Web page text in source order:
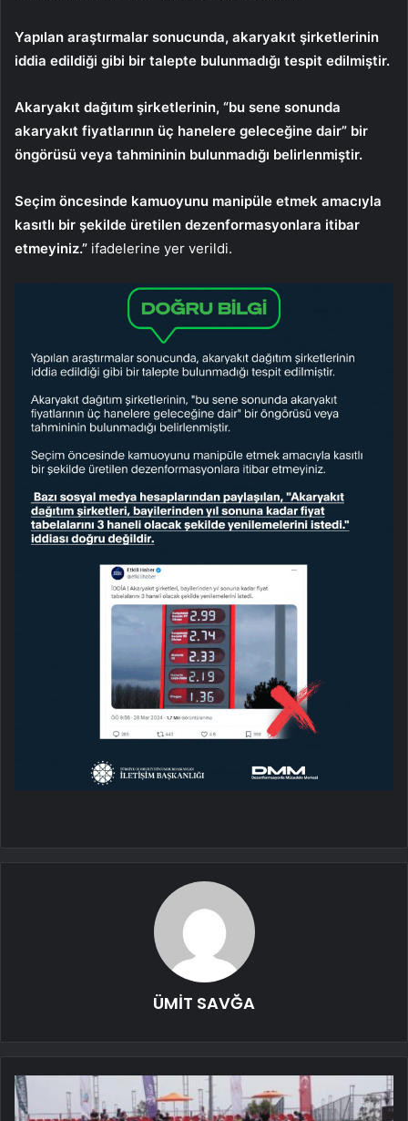
Yapılan araştırmalar sonucunda, akaryakıt şirketlerinin
iddia edildiği gibi bir talepte bulunmadığı tespit edilmiştir.
Akaryakıt dağıtım şirketlerinin, “bu sene sonunda
akaryakıt fiyatlarının üç hanelere geleceğine dair” bir
öngörüsü veya tahmininin bulunmadığı belirlenmiştir.
Seçim öncesinde kamuoyunu manipüle etmek amacıyla
kasıtlı bir şekilde üretilen dezenformasyonlara itibar
etmeyiniz.” ifadelerine yer verildi.
ÜMİT SAVĞA